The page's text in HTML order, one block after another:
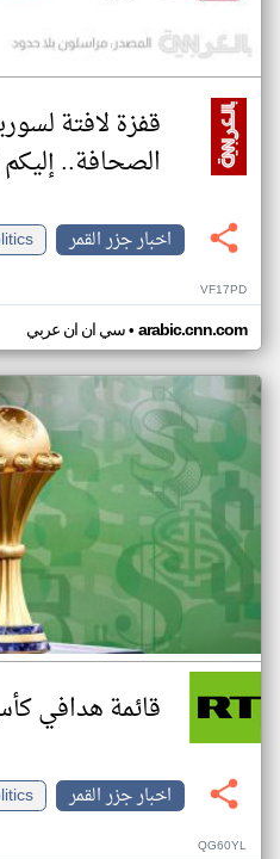
قفزة لافتة
الصحافة..
اخبار جزر القمر
VF17PD
سي ان ان عربي• arabic.cnn.com
قائمة هدافي كأس
اخبار جزر القمر
QG60YL